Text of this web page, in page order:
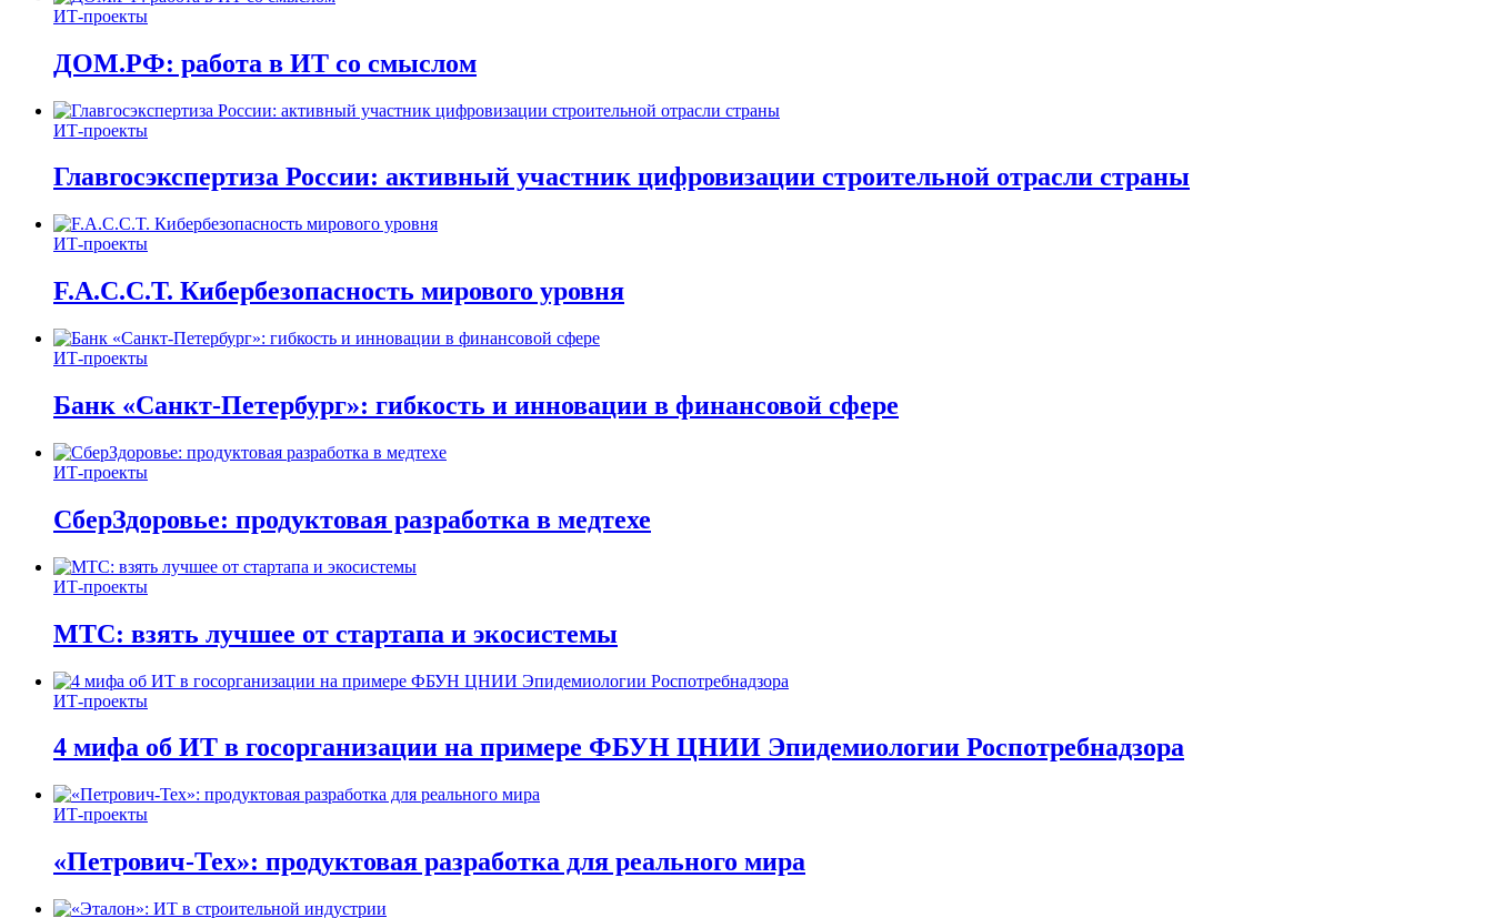
ИТ-проекты
ДОМ.РФ: работа в ИТ со смыслом
ИТ-проекты
Главгосэкспертиза России: активный участник цифровизации строительной отрасли страны
ИТ-проекты
F.A.C.C.T. Кибербезопасность мирового уровня
ИТ-проекты
Банк «Санкт-Петербург»: гибкость и инновации в финансовой сфере
ИТ-проекты
СберЗдоровье: продуктовая разработка в медтехе
ИТ-проекты
МТС: взять лучшее от стартапа и экосистемы
ИТ-проекты
4 мифа об ИТ в госорганизации на примере ФБУН ЦНИИ Эпидемиологии Роспотребнадзора
ИТ-проекты
«Петрович-Тех»: продуктовая разработка для реального мира